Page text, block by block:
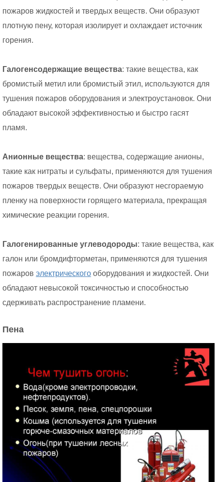
пожаров жидкостей и твердых веществ. Они образуют
плотную пену, которая изолирует и охлаждает источник
горения.
Галогенсодержащие вещества: такие вещества, как
бромистый метил или бромистый этил, используются для
тушения пожаров оборудования и электроустановок. Они
обладают высокой эффективностью и быстро гасят
пламя.
Анионные вещества: вещества, содержащие анионы,
такие как нитраты и сульфаты, применяются для тушения
пожаров твердых веществ. Они образуют несгораемую
пленку на поверхности горящего материала, прекращая
химические реакции горения.
Галогенированные углеводороды: такие вещества, как
галон или бромдифторметан, применяются для тушения
пожаров электрического оборудования и жидкостей. Они
обладают невысокой токсичностью и способностью
сдерживать распространение пламени.
Пена